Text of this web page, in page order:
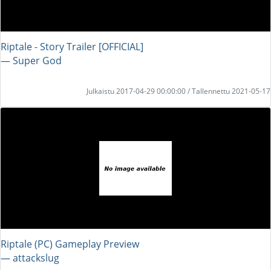
Riptale - Story Trailer [OFFICIAL]
― Super God
Julkaistu 2017-04-29 00:00:00 / Tallennettu 2021-05-17
Riptale (PC) Gameplay Preview
― attackslug